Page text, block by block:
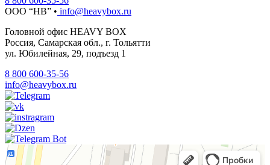
ООО “НВ” • info@heavybox.ru
Головной офис HEAVY BOX
Россия, Самарская обл., г. Тольятти
ул. Юбилейная, 29, подъезд 1
8 800 600-35-56
info@heavybox.ru